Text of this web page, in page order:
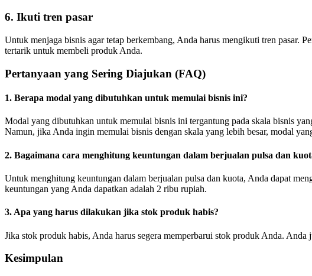
6. Ikuti tren pasar
Untuk menjaga bisnis agar tetap berkembang, Anda harus mengikuti tren pasar.
tertarik untuk membeli produk Anda.
Pertanyaan yang Sering Diajukan (FAQ)
1. Berapa modal yang dibutuhkan untuk memulai bisnis ini?
Modal yang dibutuhkan untuk memulai bisnis ini tergantung pada skala bisnis
Namun, jika Anda ingin memulai bisnis dengan skala yang lebih besar, modal
2. Bagaimana cara menghitung keuntungan dalam berjualan pulsa dan
Untuk menghitung keuntungan dalam berjualan pulsa dan kuota, Anda dapat
keuntungan yang Anda dapatkan adalah 2 ribu rupiah.
3. Apa yang harus dilakukan jika stok produk habis?
Jika stok produk habis, Anda harus segera memperbarui stok produk Anda.
Kesimpulan